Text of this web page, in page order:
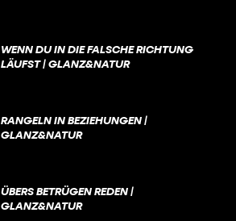
WENN DU IN DIE FALSCHE RICHTUNG
LÄUFST | GLANZ&NATUR
RANGELN IN BEZIEHUNGEN |
GLANZ&NATUR
ÜBERS BETRÜGEN REDEN |
GLANZ&NATUR